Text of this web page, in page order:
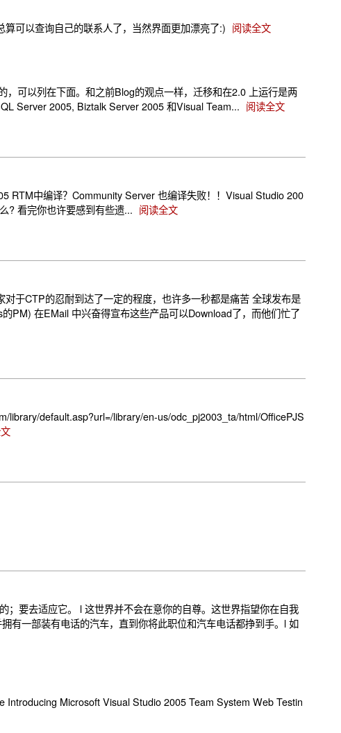
可以查询自己的联系人了，当然界面更加漂亮了:) 阅读全文
可以列在下面。和之前Blog的观点一样，迁移和在2.0 上运行是两
Server 2005, Biztalk Server 2005 和Visual Team... 阅读全文
RTM中编译？Community Server 也编译失败！！Visual Studio 200
? 看完你也许要感到有些遗... 阅读全文
于CTP的忍耐到达了一定的程度，也许多一秒都是痛苦 全球发布是
PM) 在EMail 中兴奋得宣布这些产品可以Download了，而他们忙了
default.asp?url=/library/en-us/odc_pj2003_ta/html/OfficePJS
要去适应它。 l 这世界并不会在意你的自尊。这世界指望你在自我
有一部装有电话的汽车，直到你将此职位和汽车电话都挣到手。l 如
Microsoft Visual Studio 2005 Team System Web Testin